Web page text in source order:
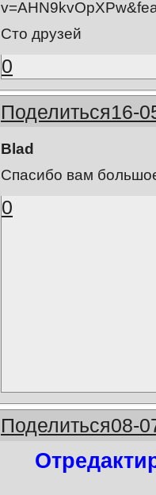
Сто друзей
0
Поделиться16-
Blad
Спасибо вам
0
Поделиться08-